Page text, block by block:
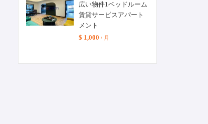
広い物件1ベッドルーム
賃貸サービスアパート
メント
$ 1,000 / 月